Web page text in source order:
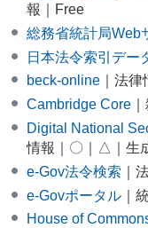
報｜Free
総務省統計局Web
日本法令索引デー
beck-online ｜法
Cambridge Core
Digital National
情報｜〇｜△｜生
e-Gov法令検索 ｜
e-Govポータル ｜
House of